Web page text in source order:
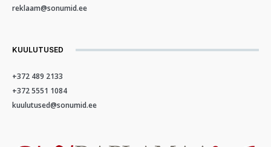
reklaam@sonumid.ee
KUULUTUSED
+372 489 2133
+372 5551 1084
kuulutused@sonumid.ee